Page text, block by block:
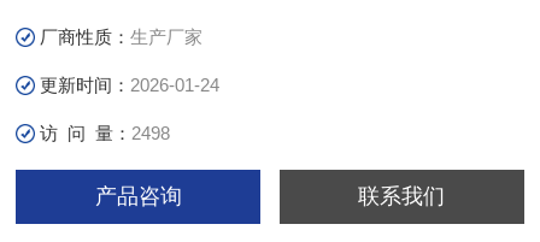
厂商性质：生产厂家
更新时间： 2026-01-24
访 问 量： 2498
产品咨询 联系我们